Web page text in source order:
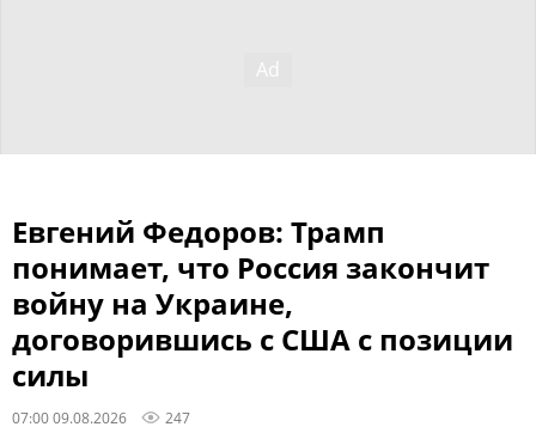
Евгений Федоров: Трамп
понимает, что Россия закончит
войну на Украине,
договорившись с США с позиции
силы
07:00 09.08.2026 247